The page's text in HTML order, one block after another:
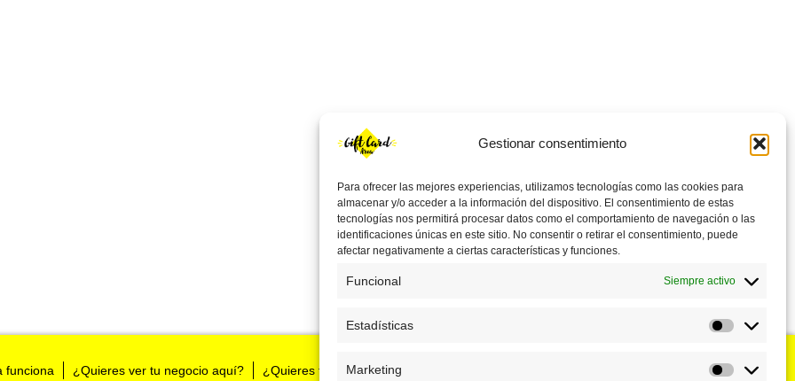
Gestionar consentimiento
Para ofrecer las mejores experiencias, utilizamos tecnologías como las cookies para
almacenar y/o acceder a la información del dispositivo. El consentimiento de estas
tecnologías nos permitirá procesar datos como el comportamiento de navegación o las
identificaciones únicas en este sitio. No consentir o retirar el consentimiento, puede
afectar negativamente a ciertas características y funciones.
Funcional Siempre activo
Estadísticas
Marketing
Marketing
funciona ¿Quieres ver tu negocio aquí? ¿Quieres tenernos en tu negocio?